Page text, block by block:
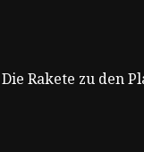
Rakete zu den